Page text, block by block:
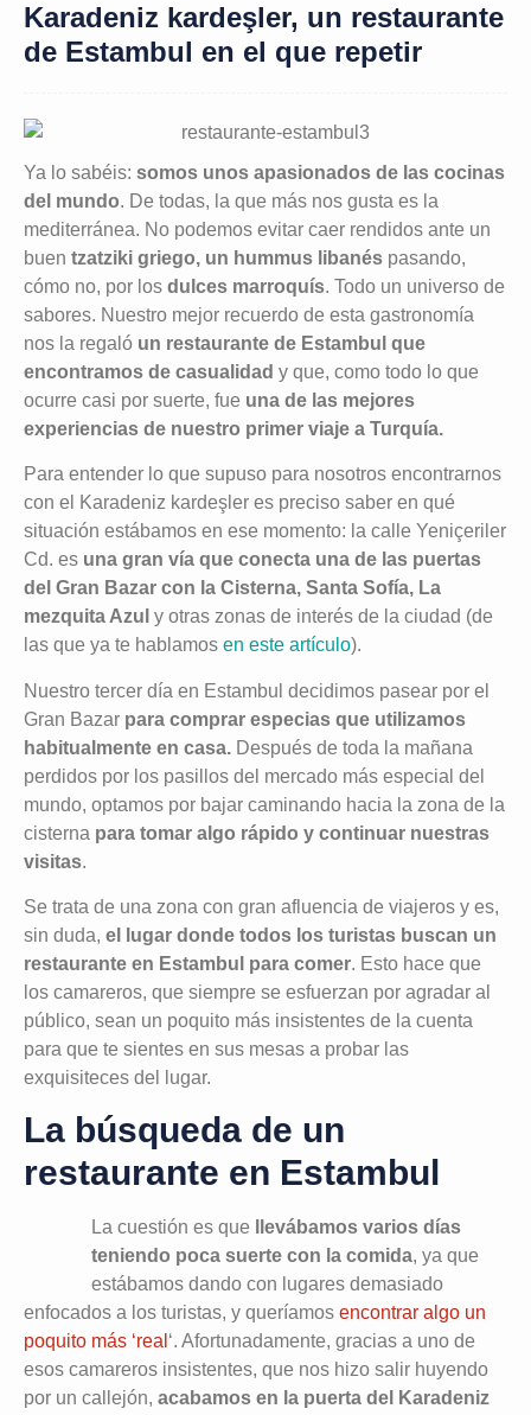
Karadeniz kardeşler, un restaurante
de Estambul en el que repetir
Ya lo sabéis: somos unos apasionados de las cocinas
del mundo. De todas, la que más nos gusta es la
mediterránea. No podemos evitar caer rendidos ante un
buen tzatziki griego, un hummus libanés pasando,
cómo no, por los dulces marroquís. Todo un universo de
sabores. Nuestro mejor recuerdo de esta gastronomía
nos la regaló un restaurante de Estambul que
encontramos de casualidad y que, como todo lo que
ocurre casi por suerte, fue una de las mejores
experiencias de nuestro primer viaje a Turquía.
Para entender lo que supuso para nosotros encontrarnos
con el Karadeniz kardeşler es preciso saber en qué
situación estábamos en ese momento: la calle Yeniçeriler
Cd. es una gran vía que conecta una de las puertas
del Gran Bazar con la Cisterna, Santa Sofía, La
mezquita Azul y otras zonas de interés de la ciudad (de
las que ya te hablamos en este artículo).
Nuestro tercer día en Estambul decidimos pasear por el
Gran Bazar para comprar especias que utilizamos
habitualmente en casa. Después de toda la mañana
perdidos por los pasillos del mercado más especial del
mundo, optamos por bajar caminando hacia la zona de la
cisterna para tomar algo rápido y continuar nuestras
visitas.
Se trata de una zona con gran afluencia de viajeros y es,
sin duda, el lugar donde todos los turistas buscan un
restaurante en Estambul para comer. Esto hace que
los camareros, que siempre se esfuerzan por agradar al
público, sean un poquito más insistentes de la cuenta
para que te sientes en sus mesas a probar las
exquisiteces del lugar.
La búsqueda de un
restaurante en Estambul
La cuestión es que
llevábamos varios días
teniendo poca suerte con la comida, ya que
estábamos dando con lugares demasiado
enfocados a los turistas, y queríamos encontrar algo un
poquito más ‘real ‘. Afortunadamente, gracias a uno de
esos camareros insistentes, que nos hizo salir huyendo
por un callejón, acabamos en la puerta del Karadeniz